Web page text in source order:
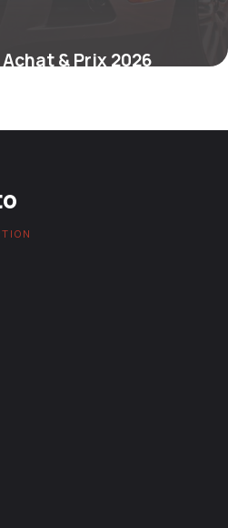
& Prix 2026